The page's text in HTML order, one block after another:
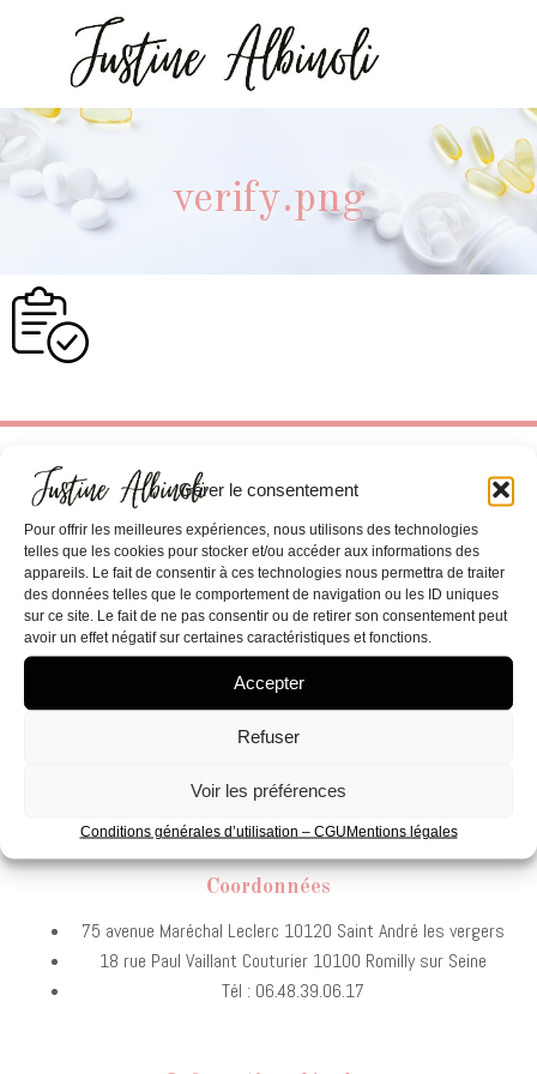
Gérer le consentement
Pour offrir les meilleures expériences, nous utilisons des technologies
telles que les cookies pour stocker et/ou accéder aux informations des
appareils. Le fait de consentir à ces technologies nous permettra de traiter
des données telles que le comportement de navigation ou les ID uniques
sur ce site. Le fait de ne pas consentir ou de retirer son consentement peut
avoir un effet négatif sur certaines caractéristiques et fonctions.
Accepter
Refuser
Voir les préférences
Conditions générales d’utilisation – CGUMentions légales
verify.png
ALBINOLI – LHURE Justine
Diététicienne-Nutritionniste spécialiste en Chronobiologie de
l’alimentation et micronutrition
chèque est autorisé
Coordonnées
75 avenue Maréchal Leclerc 10120 Saint André les vergers
18 rue Paul Vaillant Couturier 10100 Romilly sur Seine
Tél : 06.48.39.06.17